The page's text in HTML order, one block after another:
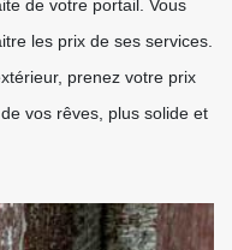
de votre portail. Vous
les prix de ses services.
prenez votre prix
vos rêves, plus solide et